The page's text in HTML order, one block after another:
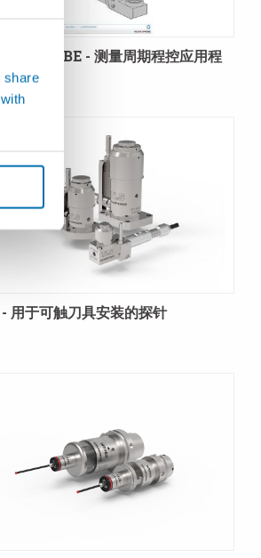
share
- 测量周期程控应用程
用于可触刀具安装的探针